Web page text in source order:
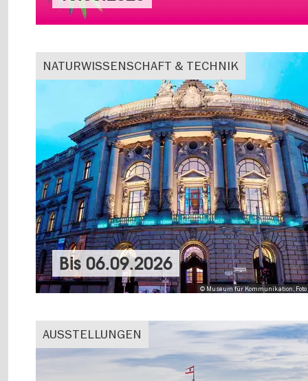
NATURWISSENSCHAFT & TECHNIK
© Museum für Kommunikation,
Bis 06.09.2026
AUSSTELLUNGEN